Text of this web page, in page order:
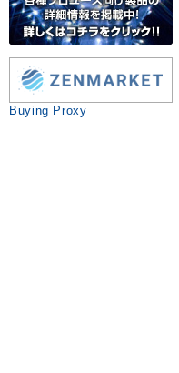
Buying Proxy